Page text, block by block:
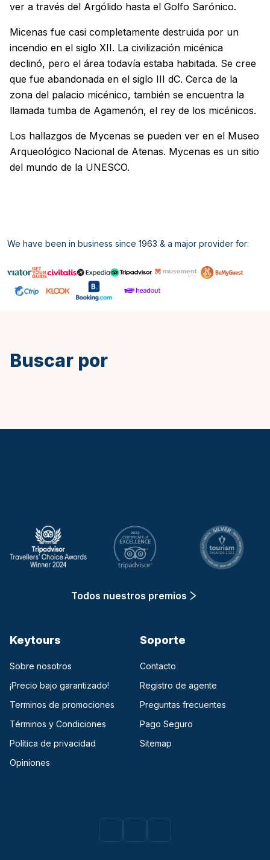
ver a través del Argólido hasta el Golfo Sarónico.
Micenas fue casi completamente destruida por un
incendio en el siglo XII. La civilización micénica
declinó, pero el área todavía estaba habitada. Se cree
que fue abandonada en el siglo III dC. Cerca de la
zona del palacio micénico, también se encuentra la
llamada tumba de Agamenón, el rey de los micénicos.
Los hallazgos de Mycenas se pueden ver en el Museo
Arqueológico Nacional de Atenas. Mycenas es un sitio
del mundo de la UNESCO.
We have been in business since 1963 & a major provider for:
Buscar por
Todos nuestros premios
Keytours
Sobre nosotros
¡Precio bajo garantizado!
Terminos de promociones
Términos y Condiciones
Política de privacidad
Opiniones
Soporte
Contacto
Registro de agente
Preguntas frecuentes
Pago Seguro
Sitemap
Facebook
(opens in a new tab)
Instagram
(opens in a new tab)
Youtube
(opens in a new tab)